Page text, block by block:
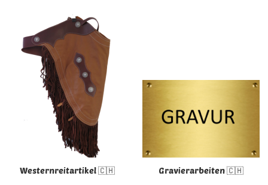
Westernreitartikel 🇨🇭 Gravierarbeiten 🇨🇭